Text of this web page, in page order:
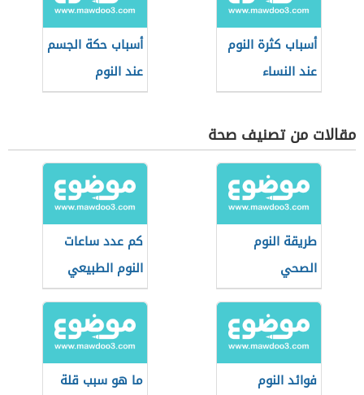
أسباب كثرة النوم
عند النساء
أسباب حكة الجسم
عند النوم
مقالات من تصنيف صحة
طريقة النوم
الصحي
كم عدد ساعات
النوم الطبيعي
فوائد النوم
ما هو سبب قلة